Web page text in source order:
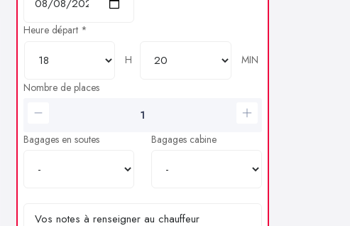
Heure départ *
H
MIN
Nombre de places
Bagages en soutes Bagages cabine